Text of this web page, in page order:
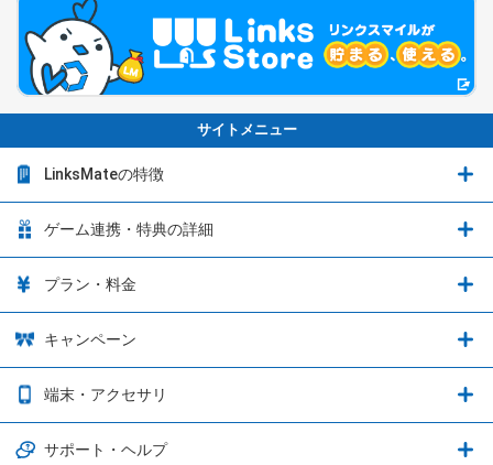
サイトメニュー
LinksMateの特徴
LinksMateの特徴
音声通話料金がもっとオトクに
データ通信容量繰り越し
通信エリアと通信速度状況
ゲーム連携・特典の詳細
ゲーム連携・特典の詳細
ブレイブソード×ブレイズソウル
ウマ娘 プリティーダービー
プラン・料金
プラン・料金
3種類のSIMタイプ
キャンペーン
お得なキャンペーン実施中！
端末・アクセサリ
端末・アクセサリ
サポート・ヘルプ